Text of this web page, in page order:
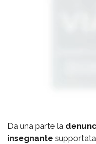
Da una parte la
insegnante